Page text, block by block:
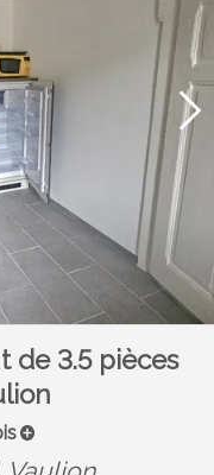
de 3.5 pièces